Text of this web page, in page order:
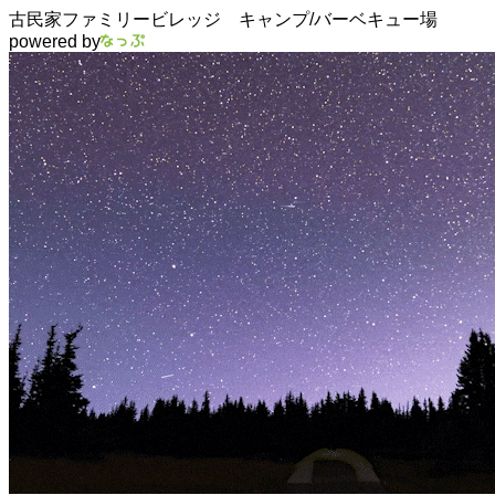
古民家ファミリービレッジ キャンプ/バーベキュー場
powered by